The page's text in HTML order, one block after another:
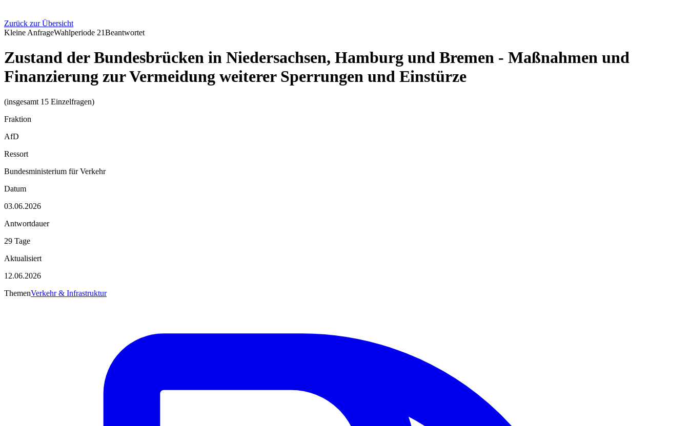
Zurück zur Übersicht
Kleine AnfrageWahlperiode 21Beantwortet
Zustand der Bundesbrücken in Niedersachsen, Hamburg und Bremen - Maßnahmen und
Finanzierung zur Vermeidung weiterer Sperrungen und Einstürze
(insgesamt 15 Einzelfragen)
Fraktion
AfD
Ressort
Bundesministerium für Verkehr
Datum
03.06.2026
Antwortdauer
29 Tage
Aktualisiert
12.06.2026
ThemenVerkehr & Infrastruktur